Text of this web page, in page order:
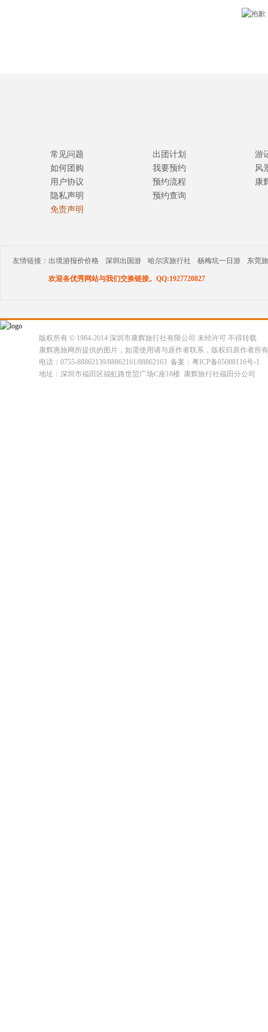
常见问题
如何团购
用户协议
隐私声明
免责声明
出团计划
我要预约
预约流程
预约查询
游
风
康
友情链接： 出境游报价价格 深圳出国游 哈尔滨旅行社 杨梅坑一日游 东莞
欢迎各优秀网站与我们交换链接。QQ:1927720827
版权所有 © 1984-2014 深圳市康辉旅行社有限公司 未经许可 不得转载
康辉惠旅网所提供的图片，如需使用请与原作者联系，版权归原作者所
电话：0755-88862139/88862161/88862163 备案：粤ICP备05088116号-1
地址：深圳市福田区福虹路世贸广场C座18楼 康辉旅行社福田分公司